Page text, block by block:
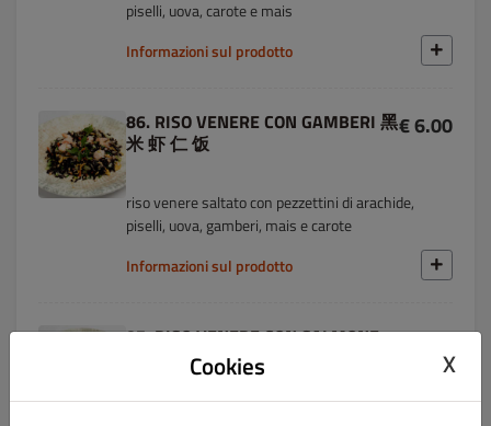
piselli, uova, carote e mais
Informazioni sul prodotto
86. RISO VENERE CON GAMBERI 黑
米 虾 仁 饭
€ 6.00
riso venere saltato con pezzettini di arachide,
piselli, uova, gamberi, mais e carote
Informazioni sul prodotto
87. RISO VENERE CON SALMONE
黑 米 三 文 鱼 饭
€ 6.00
Cookies X